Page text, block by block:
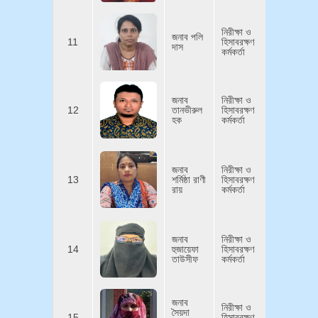
11
জনাব পলি
দাস
নিরীক্ষা ও
হিসাবরক্ষণ
কর্মকর্তা
12
জনাব
তানভীরুল
হক
নিরীক্ষা ও
হিসাবরক্ষণ
কর্মকর্তা
13
জনাব
শর্মিষ্ঠা রাণী
রায়
নিরীক্ষা ও
হিসাবরক্ষণ
কর্মকর্তা
14
জনাব
হুজায়েফা
তাউসীফ
নিরীক্ষা ও
হিসাবরক্ষণ
কর্মকর্তা
জনাব
সৈয়দা
নিরীক্ষা ও